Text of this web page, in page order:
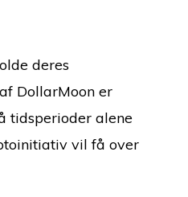
deres
DollarMoon er
tidsperioder alene
vil få over